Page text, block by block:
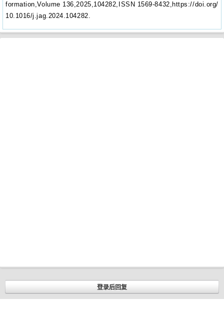
formation,Volume 136,2025,104282, ISSN 1569-8432, https://doi.org/
10.1016/j.jag.2024.104282.